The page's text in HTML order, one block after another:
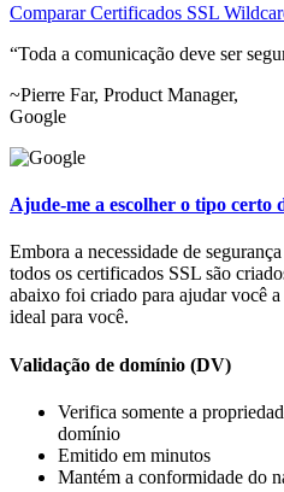
Comparar Certificados SSL
Toda a comunicação deve ser
~Pierre Far, Product Manager,
Google
Ajude-me a escolher o tipo certo
Embora a necessidade de
todos os certificados SSL são
abaixo foi criado para ajudar você
ideal para você.
Validação de domínio (DV)
Verifica somente a
domínio
Emitido em minutos
Mantém a conformidade do